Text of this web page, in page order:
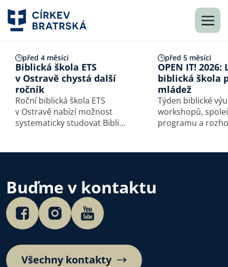
před 4 měsíci
Biblická škola ETS
v Ostravě chystá další
ročník
Roční biblická škola ETS
v Ostravě nabízí možnost
systematicky studovat Bibli
výkladu biblických textů,
biblické…
před 5 měsíci
OPEN IT! 2026:
biblická škola
mládež
Týden biblické
workshopů,
programu a
Buďme v kontaktu
Všechny kontakty